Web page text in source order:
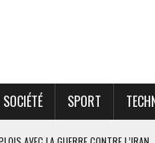
SOCIÉTÉ SPORT